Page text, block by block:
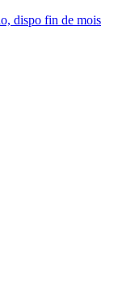
dispo fin de mois